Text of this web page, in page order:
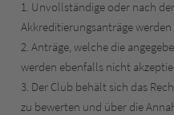
1. Unvollständige oder nach
Akkreditierungsanträge
2. Anträge, welche die
werden ebenfalls nicht
3. Der Club behält sich das
zu bewerten und über die